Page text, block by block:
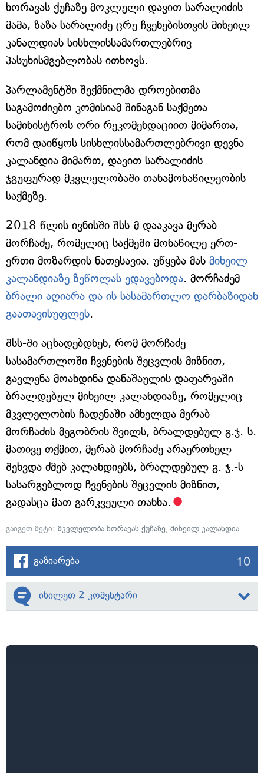
ხორავას ქუჩაზე მოკლული დავით სარალიძის
მამა, ზაზა სარალიძე ცრუ ჩვენებისთვის მიხეილ
კანალდიას სისხლისსამართლებრივ
პასუხისმგებლობას ითხოვს.
პარლამენტში შექმნილმა დროებითმა
საგამოძიებო კომისიამ შინაგან საქმეთა
სამინისტროს ორი რეკომენდაციით მიმართა,
რომ დაიწყოს სისხლისსამართლებრივი დევნა
კალანდია მიმართ, დავით სარალიძის
ჯგუფურად მკვლელობაში თანამონაწილეობის
საქმეზე.
2018 წლის ივნისში შსს-მ დააკავა მერაბ
მორჩაძე, რომელიც საქმეში მონაწილე ერთ-
ერთი მოზარდის ნათესავია. უწყება მას მიხეილ
კალანდიაზე ზეწოლას ედავებოდა. მორჩაძემ
ბრალი აღიარა და ის სასამართლო დარბაზიდან
გაათავისუფლეს.
შსს-ში აცხადებდნენ, რომ მორჩაძე
სასამართლოში ჩვენების შეცვლის მიზნით,
გავლენა მოახდინა დანაშაულის დაფარვაში
ბრალდებულ მიხეილ კალანდიაზე, რომელიც
მკვლელობის ჩადენაში ამხელდა მერაბ
მორჩაძის მეგობრის შვილს, ბრალდებულ გ.ჯ.-ს.
მათივე თქმით, მერაბ მორჩაძე არაერთხელ
შეხვდა ძმებ კალანდიებს, ბრალდებულ გ. ჯ.-ს
სასარგებლოდ ჩვენების შეცვლის მიზნით,
გადასცა მათ გარკვეული თანხა.
გაიგეთ მეტი: მკვლელობა ხორავას ქუჩაზე, მიხეილ კალანდია
გაზიარება 10
იხილეთ 2 კომენტარი